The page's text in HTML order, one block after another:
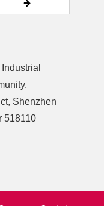
Shenzhen
518110